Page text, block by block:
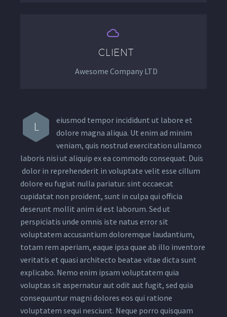


CLIENT
Awesome Company LTD
L
eiusmod tempor incididunt ut labore et
dolore magna aliqua. Ut enim ad minim
veniam, quis nostrud exercitation ullamco
laboris nisi ut aliquip ex ea commodo consequat. Duis
dolor in reprehenderit in voluptate velit esse cillum
dolore eu fugiat nulla pariatur. sint occaecat
cupidatat non proident, sunt in culpa qui officia
deserunt mollit anim id est laborum. Sed ut
perspiciatis unde omnis iste natus error sit
voluptatem accusantium doloremque laudantium,
totam rem aperiam, eaque ipsa quae ab illo inventore
veritatis et quasi architecto beatae vitae dicta sunt
explicabo. Nemo enim ipsam voluptatem quia
voluptas sit aspernatur aut odit aut fugit, sed quia
consequuntur magni dolores eos qui ratione
voluptatem sequi nesciunt. Neque porro quisquam